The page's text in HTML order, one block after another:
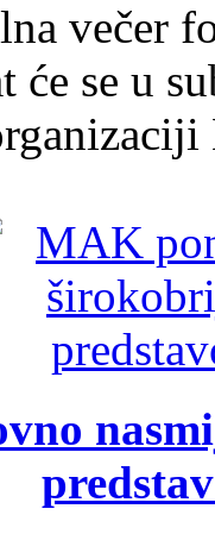
večer
će se u